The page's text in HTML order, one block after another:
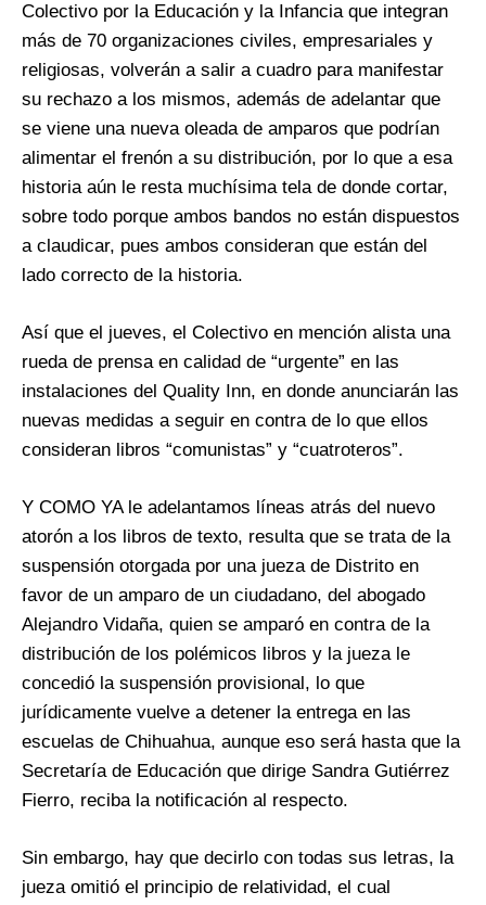
Colectivo por la Educación y la Infancia que integran
más de 70 organizaciones civiles, empresariales y
religiosas, volverán a salir a cuadro para manifestar
su rechazo a los mismos, además de adelantar que
se viene una nueva oleada de amparos que podrían
alimentar el frenón a su distribución, por lo que a esa
historia aún le resta muchísima tela de donde cortar,
sobre todo porque ambos bandos no están dispuestos
a claudicar, pues ambos consideran que están del
lado correcto de la historia.
Así que el jueves, el Colectivo en mención alista una
rueda de prensa en calidad de “urgente” en las
instalaciones del Quality Inn, en donde anunciarán las
nuevas medidas a seguir en contra de lo que ellos
consideran libros “comunistas” y “cuatroteros”.
Y COMO YA le adelantamos líneas atrás del nuevo
atorón a los libros de texto, resulta que se trata de la
suspensión otorgada por una jueza de Distrito en
favor de un amparo de un ciudadano, del abogado
Alejandro Vidaña, quien se amparó en contra de la
distribución de los polémicos libros y la jueza le
concedió la suspensión provisional, lo que
jurídicamente vuelve a detener la entrega en las
escuelas de Chihuahua, aunque eso será hasta que la
Secretaría de Educación que dirige Sandra Gutiérrez
Fierro, reciba la notificación al respecto.
Sin embargo, hay que decirlo con todas sus letras, la
jueza omitió el principio de relatividad, el cual